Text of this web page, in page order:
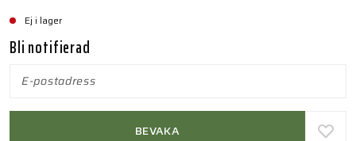
Ej i lager
Bli notifierad
BEVAKA